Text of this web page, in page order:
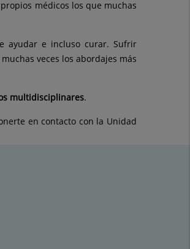
médicos los que muchas
ayudar e incluso curar. Sufrir
veces los abordajes más
multidisciplinares.
en contacto con la Unidad